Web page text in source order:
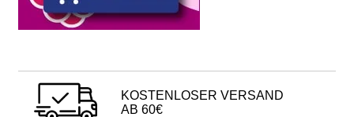
KOSTENLOSER VERSAND
AB 60€